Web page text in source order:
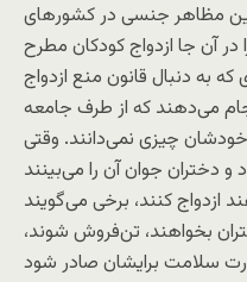
این مظاهر جنسی در کشورهای
آن جا ازدواج کودکان مطرح
به دنبال قانون منع ازدواج
می‌دهند که از طرف جامعه
چیزی نمی‌دانند. وقتی
دختران جوان آن را می‌بینند
ازدواج کنند، برخی می‌گویند
بخواهند، تن‌فروش شوند،